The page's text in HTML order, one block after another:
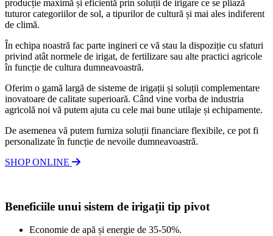
producție maximă și eficientă prin soluții de irigare ce se pliază
tuturor categoriilor de sol, a tipurilor de cultură și mai ales indiferent
de climă.
În echipa noastră fac parte ingineri ce vă stau la dispoziție cu sfaturi
privind atât normele de irigat, de fertilizare sau alte practici agricole
în funcție de cultura dumneavoastră.
Oferim o gamă largă de sisteme de irigații și soluții complementare
inovatoare de calitate superioară. Când vine vorba de industria
agricolă noi vă putem ajuta cu cele mai bune utilaje și echipamente.
De asemenea vă putem furniza soluții financiare flexibile, ce pot fi
personalizate în funcție de nevoile dumneavoastră.
SHOP ONLINE
Beneficiile unui sistem de irigații tip pivot
Economie de apă și energie de 35-50%.